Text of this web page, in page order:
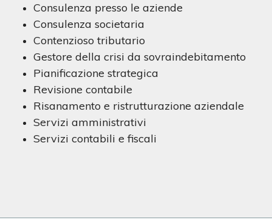
Consulenza presso le aziende
Consulenza societaria
Contenzioso tributario
Gestore della crisi da sovraindebitamento
Pianificazione strategica
Revisione contabile
Risanamento e ristrutturazione aziendale
Servizi amministrativi
Servizi contabili e fiscali